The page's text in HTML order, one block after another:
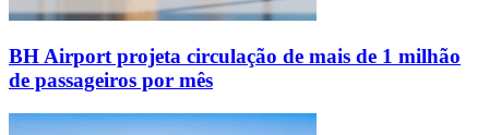
BH Airport projeta circulação de mais de 1 milhão
de passageiros por mês